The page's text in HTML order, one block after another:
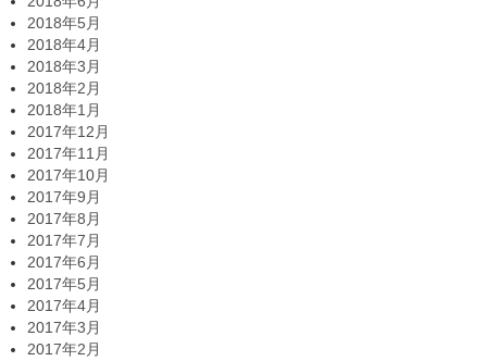
2018年5月
2018年4月
2018年3月
2018年2月
2018年1月
2017年12月
2017年11月
2017年10月
2017年9月
2017年8月
2017年7月
2017年6月
2017年5月
2017年4月
2017年3月
2017年2月